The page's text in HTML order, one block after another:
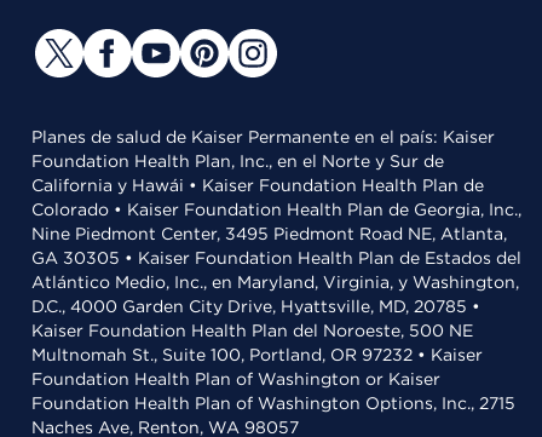
Planes de salud de Kaiser Permanente en el país: Kaiser
Foundation Health Plan, Inc., en el Norte y Sur de
California y Hawái • Kaiser Foundation Health Plan de
Colorado • Kaiser Foundation Health Plan de Georgia, Inc.,
Nine Piedmont Center, 3495 Piedmont Road NE, Atlanta,
GA 30305 • Kaiser Foundation Health Plan de Estados del
Atlántico Medio, Inc., en Maryland, Virginia, y Washington,
D.C., 4000 Garden City Drive, Hyattsville, MD, 20785 •
Kaiser Foundation Health Plan del Noroeste, 500 NE
Multnomah St., Suite 100, Portland, OR 97232 • Kaiser
Foundation Health Plan of Washington or Kaiser
Foundation Health Plan of Washington Options, Inc., 2715
Naches Ave, Renton, WA 98057